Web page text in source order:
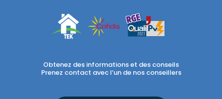
Obtenez des informations et des conseils
Prenez contact avec l’un de nos conseillers